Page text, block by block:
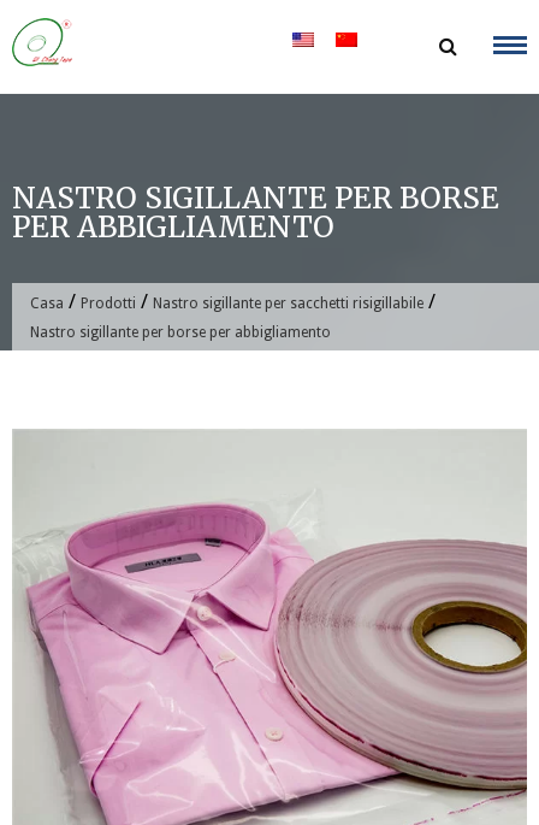
Salta
al
contenuto
NASTRO SIGILLANTE PER BORSE
PER ABBIGLIAMENTO
Casa / Prodotti / Nastro sigillante per sacchetti risigillabile /
Nastro sigillante per borse per abbigliamento